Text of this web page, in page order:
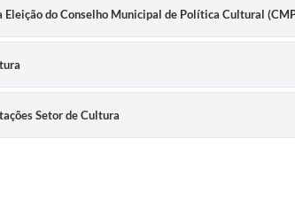
Eleição do Conselho Municipal de Política Cultural
Setor de Cultura